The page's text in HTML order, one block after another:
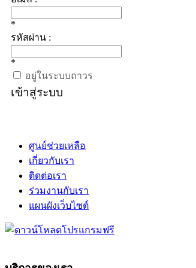
*
รหัสผ่าน :
*
อยู่ในระบบถาวร
เข้าสู่ระบบ
ศูนย์ช่วยเหลือ
เกี่ยวกับเรา
ติดต่อเรา
ร่วมงานกับเรา
แผนผังเว็บไซต์